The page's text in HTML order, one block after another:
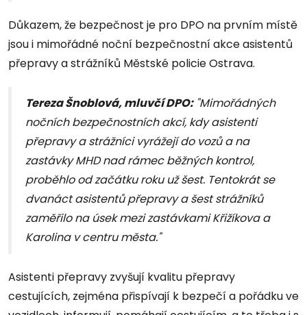
Důkazem, že bezpečnost je pro DPO na prvním místě
jsou i mimořádné noční bezpečnostní akce asistentů
přepravy a strážníků Městské policie Ostrava.
Tereza Šnoblová, mluvčí DPO:"Mimořádných
nočních bezpečnostních akcí, kdy asistenti
přepravy a strážníci vyrážejí do vozů a na
zastávky MHD nad rámec běžných kontrol,
proběhlo od začátku roku už šest. Tentokrát se
dvanáct asistentů přepravy a šest strážníků
zaměřilo na úsek mezi zastávkami Křižíkova a
Karolina v centru města."
Asistenti přepravy zvyšují kvalitu přepravy
cestujících, zejména přispívají k bezpečí a pořádku ve